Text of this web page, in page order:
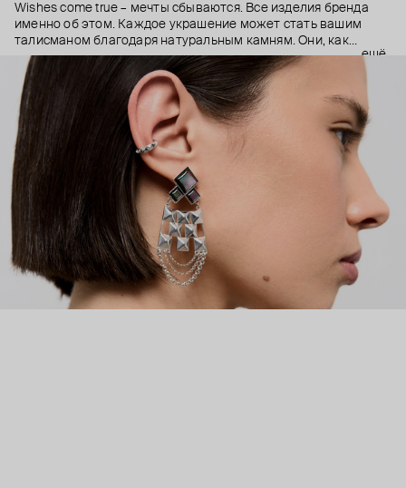
Wishes come true – мечты сбываются. Все изделия бренда
именно об этом. Каждое украшение может стать вашим
талисманом благодаря натуральным камням. Они, как
известно, обладают очень сильной энергетикой и
различными свойствами – ваши желания рискуют сбыться.
Дизайнер Анастасия Тарасова мечтала о своём бренде
украшений, и её мечта сбылась.
ещё